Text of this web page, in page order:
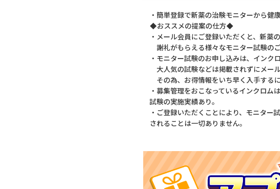
・簡単登録で新薬の治験モニターから健
◆おススメの提案の仕方◆
・メール会員にご登録いただくと、新薬
謝礼がもらえる様々なモニター試験の
・モニター試験のお申し込みは、インク
大人気の試験などは掲載されずにメー
その為、お得情報をいち早く入手する
・募集管理をおこなっているインクロム
試験の実施実績あり。
・ご登録いただくことにより、モニター
されることは一切ありません。